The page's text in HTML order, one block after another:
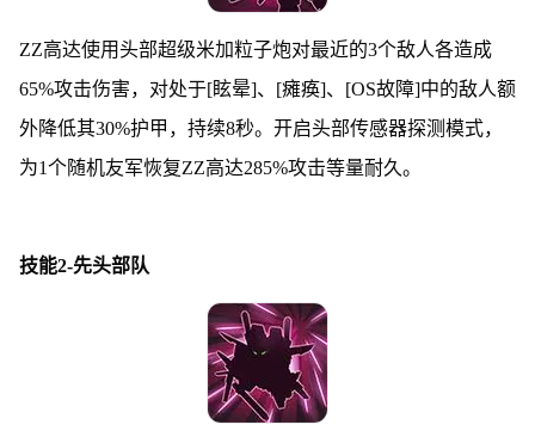
ZZ高达使用头部超级米加粒子炮对最近的3个敌人各造成
65%攻击伤害，对处于[眩晕]、[瘫痪]、[OS故障]中的敌人额
外降低其30%护甲，持续8秒。开启头部传感器探测模式，
为1个随机友军恢复ZZ高达285%攻击等量耐久。
技能2-先头部队